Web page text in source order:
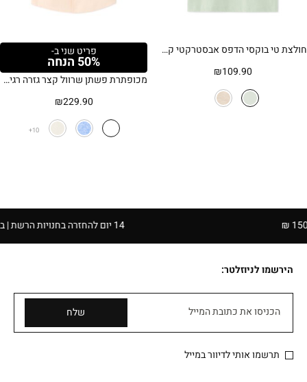
חולצת טי בוקסי הדפס אבסטרקטי קיצי – ירוק בהיר
₪109.90
פריט שני ב-
50% הנחה
מכופתרת פשתן שרוול קצר גזרה רגילה
₪229.90
10
הירשמו לניוזלטר:
הכניסו את כתובת המייל שלח
תרשמו אותי לדיוור במייל